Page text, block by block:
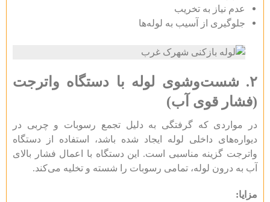
عدم نیاز به تخریب
جلوگیری از آسیب به لوله‌ها
۲.
شست‌وشوی لوله با دستگاه واترجت
(فشار قوی آب)
در مواردی که گرفتگی به دلیل تجمع رسوبات و چربی در
دیواره‌های داخلی لوله ایجاد شده باشد، استفاده از دستگاه
واترجت گزینه مناسبی است. این دستگاه با اعمال فشار بالای
آب به درون لوله، تمامی رسوبات را شسته و تخلیه می‌کند.
مزایا: